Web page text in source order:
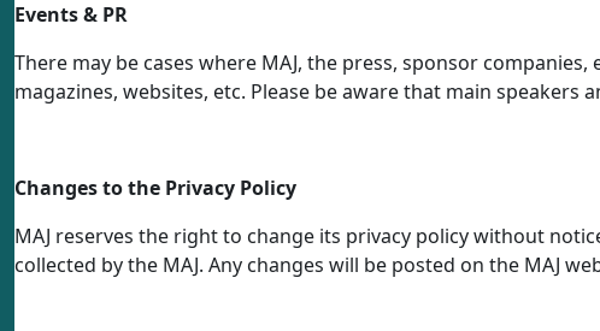
Events & PR
There may be cases where MAJ, the press, sponsor
magazines, websites, etc. Please be aware that main
Changes to the Privacy Policy
MAJ reserves the right to change its privacy policy without
collected by the MAJ. Any changes will be posted on the MAJ